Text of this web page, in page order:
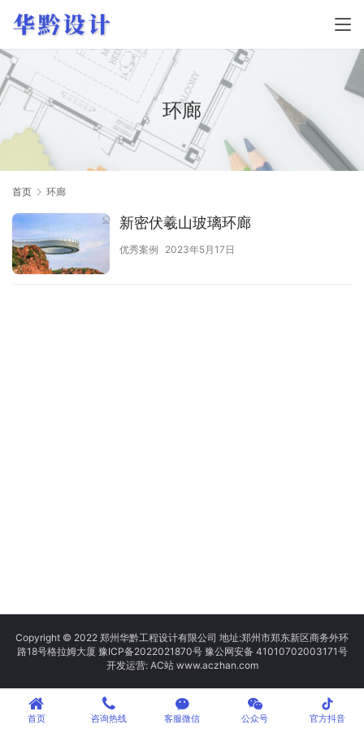
环廊
首页 环廊
新密伏羲山玻璃环廊
优秀案例 2023年5月17日
Copyright © 2022 郑州华黔工程设计有限公司 地址:郑州市郑东新区商务外环
路18号格拉姆大厦 豫ICP备2022021870号 豫公网安备 41010702003171号
开发运营: AC站 www.aczhan.com
首页 咨询热线 客服微信 公众号
tiktok
官方抖音